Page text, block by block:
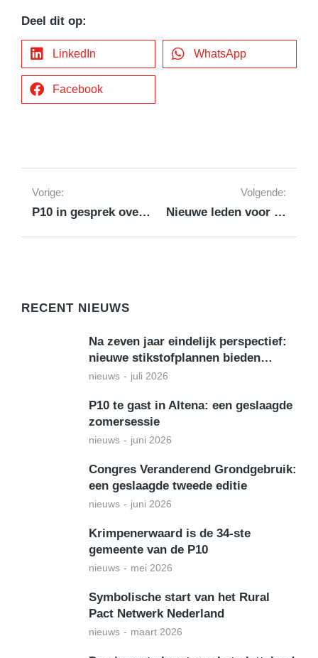
Deel dit op:
LinkedIn WhatsApp
Facebook
Vorige:
P10 in gesprek over uitrol 5G
Volgende:
Nieuwe leden voor Dagelijks Bestuur P10
RECENT NIEUWS
Na zeven jaar eindelijk perspectief:
nieuwe stikstofplannen bieden…
nieuws juli 2026
P10 te gast in Altena: een geslaagde
zomersessie
nieuws juni 2026
Congres Veranderend Grondgebruik:
een geslaagde tweede editie
nieuws juni 2026
Krimpenerwaard is de 34-ste
gemeente van de P10
nieuws mei 2026
Symbolische start van het Rural
Pact Netwerk Nederland
nieuws maart 2026